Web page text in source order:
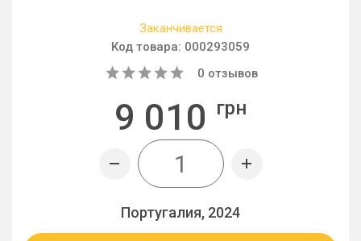
Заканчивается
Код товара: 000293059
0 отзывов
9 010 грн
Португалия, 2024